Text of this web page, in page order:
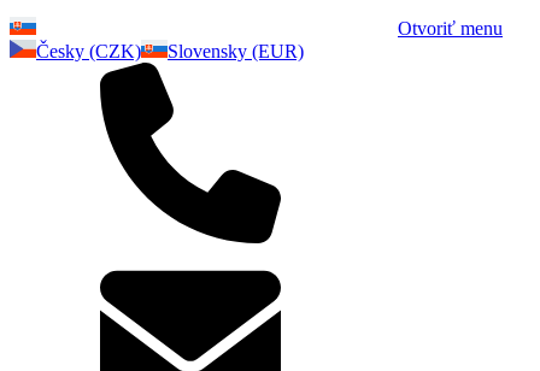
Otvoriť menu
Česky (CZK)
Slovensky (EUR)